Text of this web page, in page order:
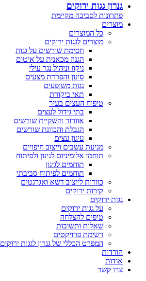
גנרון גגות ירוקים
פתרונות לסביבה מקיימת
מוצרים
כל המוצרים
מוצרים לגגות ירוקים
חסימת שורשים על גגות
הגנה מכאנית על איטום
ניקוז וניהול נגר עילי
סינון והפרדת מצעים
גגות משופעים
תאי ביקורת
טיפוח העצים בעיר
בתי גידול לעצים
אוורור והשקיית שורשים
הגבלת והכוונת שורשים
עיגון עצים
מניעת עשבים וייצוב חיפויים
תוחמי אלומיניום לגינון ולפיתוח
תוחמים לגינון
תוחמים לפיתוח סביבתי
כוורות לייצוב דשא ואגרגטים
קירות ירוקים
גגות ירוקים
על גגות ירוקים
טיפים להצלחה
שאלות ותשובות
רשימת פרויקטים
המפרט הכללי של גנרון לגגות ירוקים
הורדות
אודות
צרו קשר